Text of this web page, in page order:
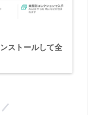
ストールして全